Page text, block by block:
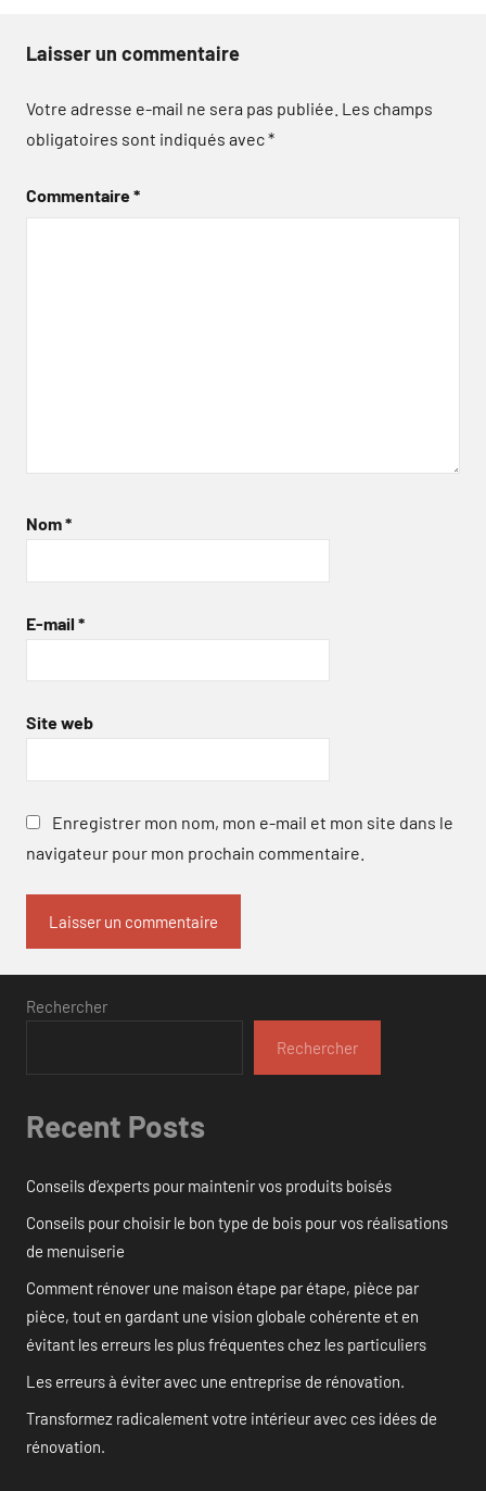
Laisser un commentaire
Votre adresse e-mail ne sera pas publiée. Les champs
obligatoires sont indiqués avec*
Commentaire*
Nom*
E-mail *
Site web
Enregistrer mon nom, mon e-mail et mon site dans le
navigateur pour mon prochain commentaire.
Rechercher
Rechercher
Recent Posts
Conseils d’experts pour maintenir vos produits boisés
Conseils pour choisir le bon type de bois pour vos réalisations
de menuiserie
Comment rénover une maison étape par étape, pièce par
pièce, tout en gardant une vision globale cohérente et en
évitant les erreurs les plus fréquentes chez les particuliers
Les erreurs à éviter avec une entreprise de rénovation.
Transformez radicalement votre intérieur avec ces idées de
rénovation.